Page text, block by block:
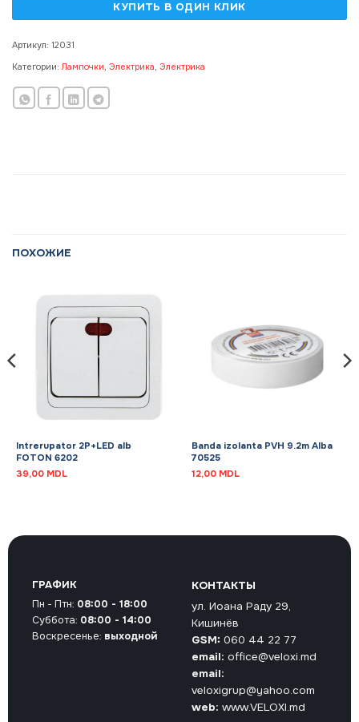
Артикул: 12031
Категории:Лампочки, Электрика, Электрика
ПОХОЖИЕ
Intrerupator 2P+LED alb
FOTON 6202
39,00 MDL
Banda izolanta PVH 9.2m Alba
70525
12,00 MDL
КОНТАКТЫ
ул. Иоана Раду 29,
Кишинёв
GSM: 060 44 22 77
email: office@veloxi.md
email:
veloxigrup@yahoo.com
web: www.VELOXI.md
ГРАФИК
Пн - Птн: 08:00 - 18:00
Суббота: 08:00 - 14:00
Воскресенье: выходной